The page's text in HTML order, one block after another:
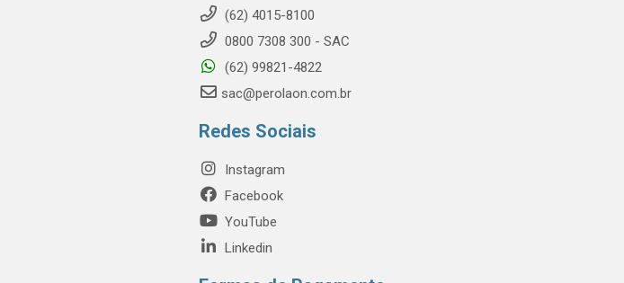
(62) 4015-8100
0800 7308 300 - SAC
(62) 99821-4822
sac@perolaon.com.br
Redes Sociais
Instagram
Facebook
YouTube
Linkedin